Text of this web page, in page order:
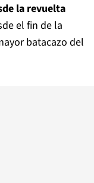
la revuelta
el fin de la
batacazo del